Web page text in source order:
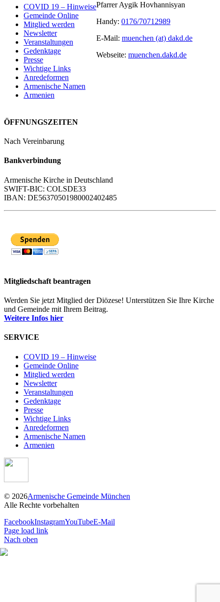
COVID 19 – Hinweise
Gemeinde Online
Mitglied werden
Newsletter
Veranstaltungen
Gedenktage
Presse
Wichtige Links
Anredeformen
Armenische Namen
Armenien
Pfarrer Aygik Hovhannisyan
Handy: 0176/70712989
E-Mail: muenchen (at) dakd.de
Webseite: muenchen.dakd.de
ÖFFNUNGSZEITEN
Nach Vereinbarung
Bankverbindung
Armenische Kirche in Deutschland
SWIFT-BIC: COLSDE33
IBAN: DE56370501980002402485
Mitgliedschaft beantragen
Werden Sie jetzt Mitglied der Diözese! Unterstützen Sie Ihre Kirche
und Gemeinde mit Ihrem Beitrag.
Weitere Infos hier
SERVICE
COVID 19 – Hinweise
Gemeinde Online
Mitglied werden
Newsletter
Veranstaltungen
Gedenktage
Presse
Wichtige Links
Anredeformen
Armenische Namen
Armenien
© 2026Armenische Gemeinde München
Alle Rechte vorbehalten
FacebookInstagramYouTubeE-Mail
Page load link
Nach oben